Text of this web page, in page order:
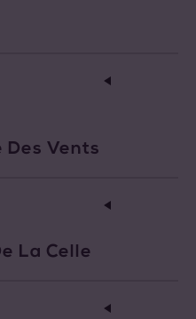
Des Vents
La Celle